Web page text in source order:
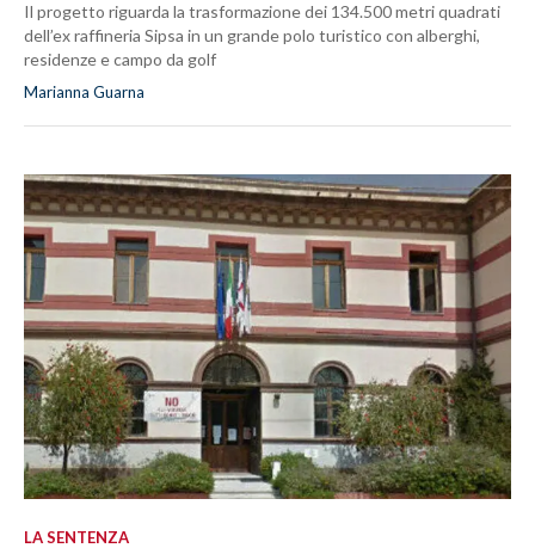
Il progetto riguarda la trasformazione dei 134.500 metri quadrati
dell’ex raffineria Sipsa in un grande polo turistico con alberghi,
residenze e campo da golf
Marianna Guarna
LA SENTENZA